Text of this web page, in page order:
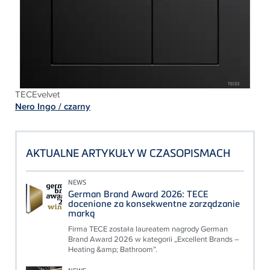
TECEvelvet
Nero Ingo / czarny
AKTUALNE ARTYKUŁY W CZASOPISMACH
NEWS
German Brand Award 2026: TECE
docenione za konsekwentne zarządzanie
marką
Firma TECE została laureatem nagrody German
Brand Award 2026 w kategorii „Excellent Brands –
Heating &amp; Bathroom”.